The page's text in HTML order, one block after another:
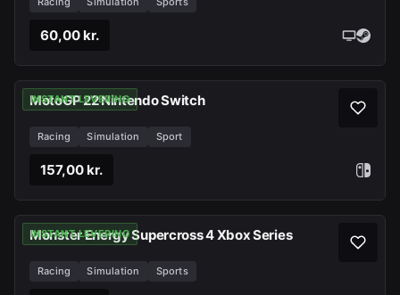
60,00 kr.
INSTANT LEVERING
MotoGP 22 Nintendo Switch
Racing Simulation Sport
157,00 kr.
INSTANT LEVERING
Monster Energy Supercross 4 Xbox Series
Racing Simulation Sports